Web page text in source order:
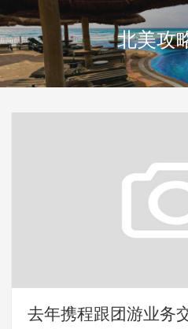
北美攻
去年携程跟团游业务